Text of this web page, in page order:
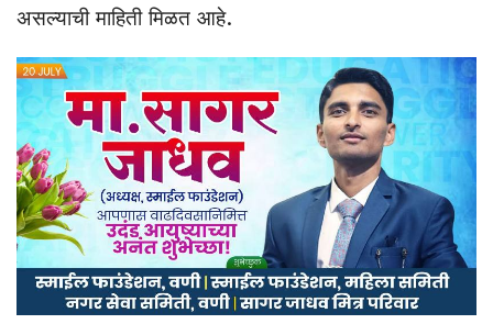
असल्याची माहिती मिळत आहे.